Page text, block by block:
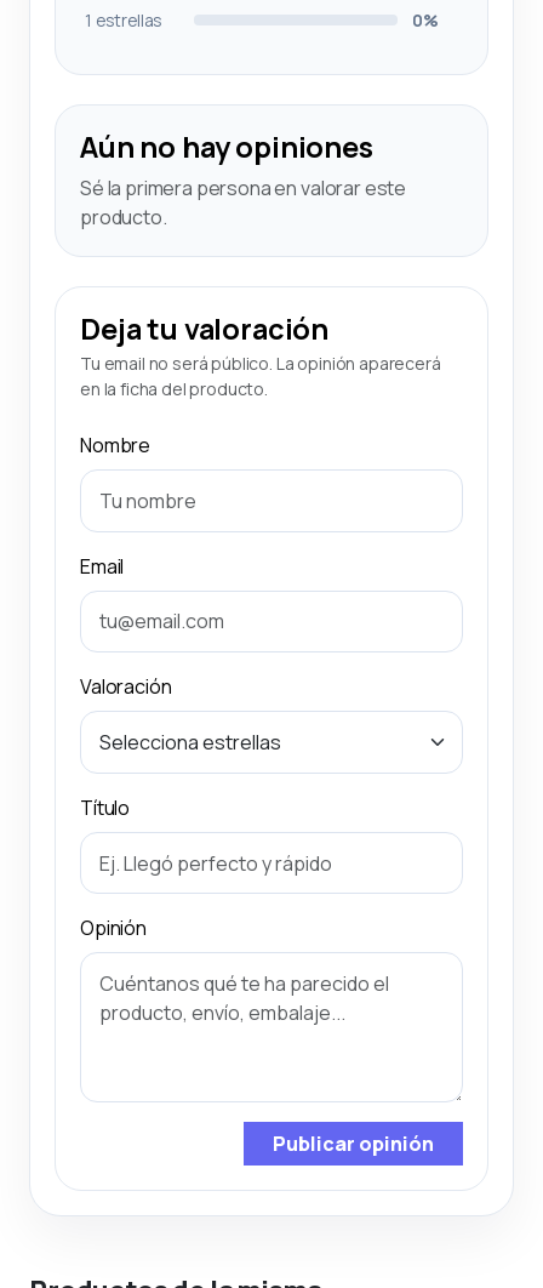
1 estrellas 0%
Aún no hay opiniones
Sé la primera persona en valorar este
producto.
Deja tu valoración
Tu email no será público. La opinión aparecerá
en la ficha del producto.
Nombre
Email
Valoración
Título
Opinión
Publicar opinión